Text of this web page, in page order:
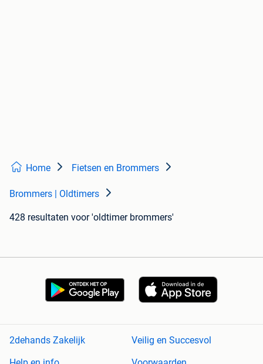
Home Fietsen en Brommers
Brommers | Oldtimers
428 resultaten voor 'oldtimer brommers'
2dehands Zakelijk
Veilig en Succesvol